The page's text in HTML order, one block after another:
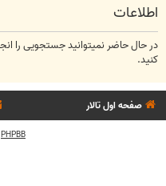
اطلاعات
در حال حاضر نمیتوانید جستجویی را
کنید.
صفحه اول تالار
PHPBB